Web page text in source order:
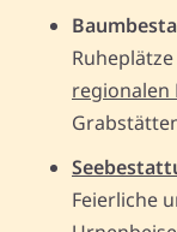
regionalen
Feierliche